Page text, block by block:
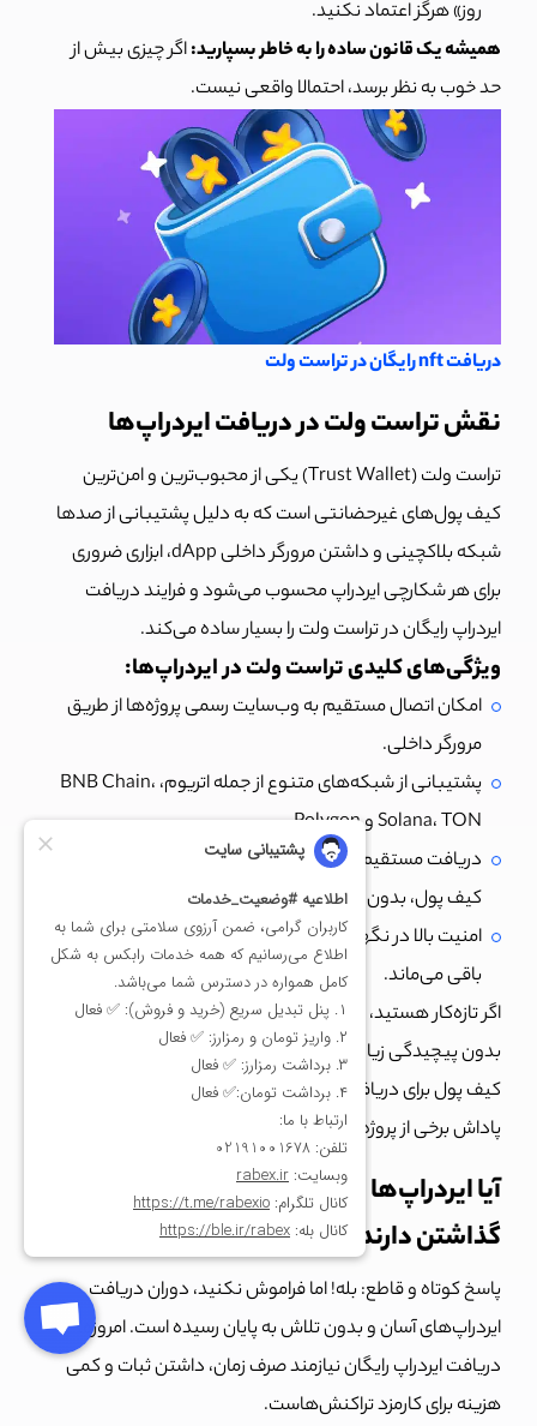
روز» هرگز اعتماد نکنید.
همیشه یک قانون ساده را به خاطر بسپارید:اگر چیزی بیش از
حد خوب به نظر برسد، احتمالا واقعی نیست.
دریافت nft رایگان در تراست ولت
نقش تراست ولت در دریافت ایردراپ‌ها
تراست ولت (Trust Wallet) یکی از محبوب‌ترین و امن‌ترین
کیف پول‌های غیرحضانتی است که به دلیل پشتیبانی از صدها
شبکه بلاکچینی و داشتن مرورگر داخلی dApp، ابزاری ضروری
برای هر شکارچی ایردراپ محسوب می‌شود و فرایند دریافت
ایردراپ رایگان در تراست ولت را بسیار ساده می‌کند.
ویژگی‌های کلیدی تراست ولت در ایردراپ‌ها:
امکان اتصال مستقیم به وب‌سایت رسمی پروژه‌ها از طریق
مرورگر داخلی.
پشتیبانی از شبکه‌های متنوع از جمله اتریوم، BNB Chain،
Solana، TON و Polygon.
دریافت مستقیم توکن‌های ایردراپ شده در همان آدرس
کیف پول، بدون نیاز به واسطه.
امنیت بالا در نگهداری کلید خصوصی که فقط در اختیار کاربر
باقی می‌ماند.
اگر تازه‌کار هستید، تراست ولت نقطه شروعی عالی است تا
بدون پیچیدگی زیاد وارد دنیای ایردراپ‌ها شوید. همچنین این
کیف پول برای دریافت nft رایگان در تراست ولت که بخشی از
پاداش برخی از پروژه‌هاست، کاملا مناسب است.
آیا ایردراپ‌ها در سال ۲۰۲۵ هنوز ارزش وقت
گذاشتن دارند؟
پاسخ کوتاه و قاطع: بله! اما فراموش نکنید، دوران دریافت
ایردراپ‌های آسان و بدون تلاش به پایان رسیده است. امروزه،
دریافت ایردراپ رایگان نیازمند صرف زمان، داشتن ثبات و کمی
هزینه برای کارمزد تراکنش‌هاست.